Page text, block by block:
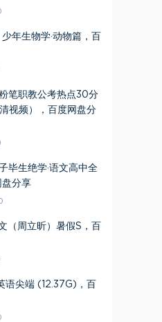
年生物学·动物篇，百
笔职教公考热点30分
视频），百度网盘分
毕生绝学·语文高中全
盘分享
（周立昕）暑假S，百
语尖端 (12.37G)，百